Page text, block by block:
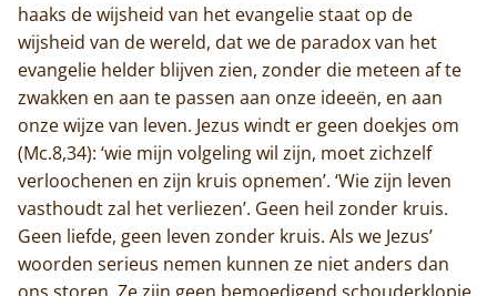
Home
haaks de wijsheid van het evangelie staat op de
wijsheid van de wereld, dat we de paradox van het
evangelie helder blijven zien, zonder die meteen af te
zwakken en aan te passen aan onze ideeën, en aan
onze wijze van leven. Jezus windt er geen doekjes om
(Mc.8,34): ‘wie mijn volgeling wil zijn, moet zichzelf
verloochenen en zijn kruis opnemen’. ‘Wie zijn leven
vasthoudt zal het verliezen’. Geen heil zonder kruis.
Geen liefde, geen leven zonder kruis. Als we Jezus’
woorden serieus nemen kunnen ze niet anders dan